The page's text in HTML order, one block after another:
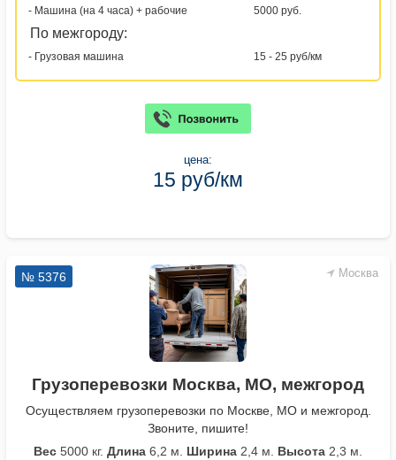
- Машина (на 4 часа) + рабочие
5000 руб.
По межгороду:
- Грузовая машина 15 - 25 руб/км
цена:
15 руб/км
Москва
№ 5376
Грузоперевозки Москва, МО, межгород
Осуществляем грузоперевозки по Москве, МО и межгород.
Звоните, пишите!
Вес 5000 кг. Длина 6,2 м. Ширина 2,4 м. Высота 2,3 м.